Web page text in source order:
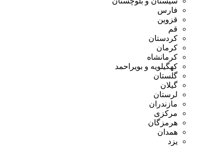
فارس
قزوین
قم
کردستان
کرمان
کرمانشاه
کهگیلویه و بویراحمد
گلستان
گیلان
لرستان
مازندران
مرکزی
هرمزگان
همدان
یزد